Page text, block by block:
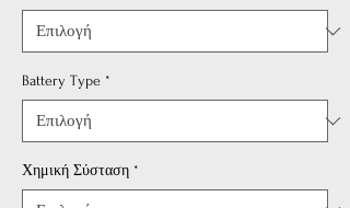
Battery Type *
Χημική Σύσταση *